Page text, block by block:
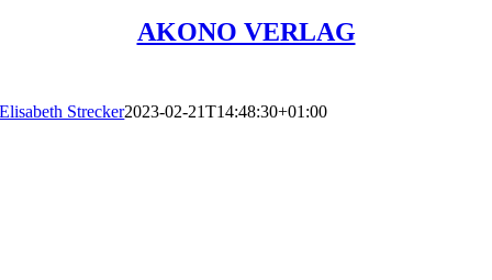
AKONO VERLAG
Elisabeth Strecker2023-02-21T14:48:30+01:00